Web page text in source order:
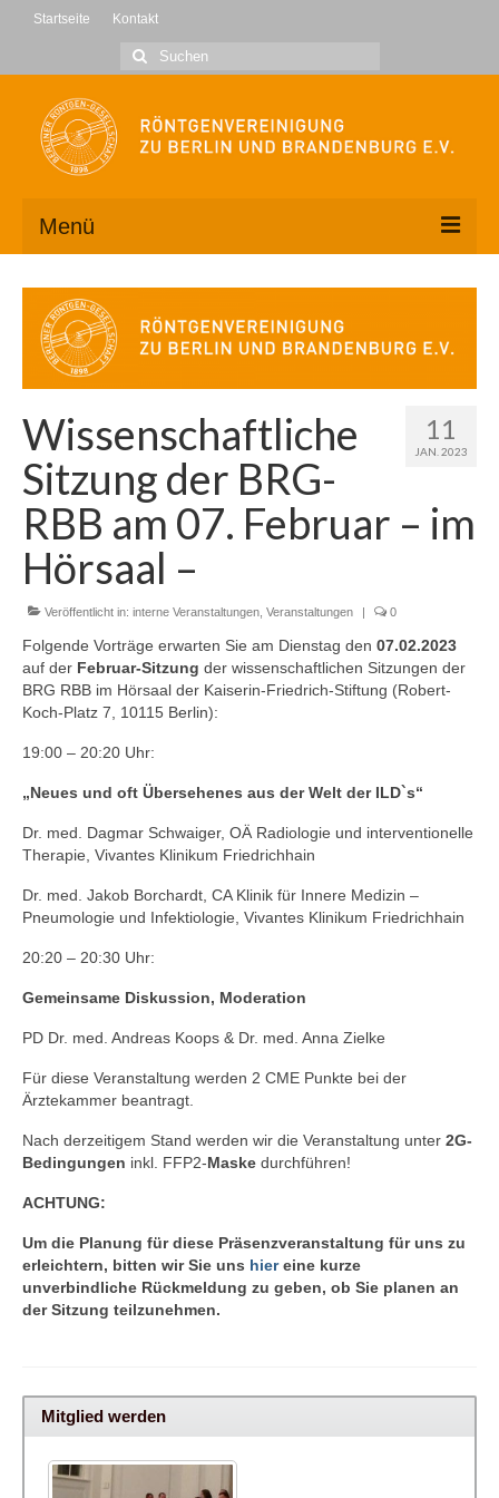
Startseite Kontakt
Suche
nach:
Menü
Wir über uns
Kontakt
Geschäftsstelle
Vorstand
Mitglied werden
Zur Geschichte
Satzung
Aktuelles
Veranstaltungen
Interne Veranstaltungen
Externe Veranstaltungen
Gustav-Bucky-Preis
Sponsoren
11
JAN. 2023
Wissenschaftliche
Sitzung der BRG-
RBB am 07. Februar – im
Hörsaal –
Veröffentlicht in: interne Veranstaltungen Veranstaltungen | 0
Folgende Vorträge erwarten Sie am Dienstag den 07.02.2023
auf der Februar-Sitzung der wissenschaftlichen Sitzungen der
BRG RBB im Hörsaal der Kaiserin-Friedrich-Stiftung (Robert-
Koch-Platz 7, 10115 Berlin):
19:00 – 20:20 Uhr:
„Neues und oft Übersehenes aus der Welt der ILD`s“
Dr. med. Dagmar Schwaiger, OÄ Radiologie und interventionelle
Therapie, Vivantes Klinikum Friedrichhain
Dr. med. Jakob Borchardt, CA Klinik für Innere Medizin –
Pneumologie und Infektiologie, Vivantes Klinikum Friedrichhain
20:20 – 20:30 Uhr:
Gemeinsame Diskussion, Moderation
PD Dr. med. Andreas Koops & Dr. med. Anna Zielke
Für diese Veranstaltung werden 2 CME Punkte bei der
Ärztekammer beantragt.
Nach derzeitigem Stand werden wir die Veranstaltung unter 2G-
Bedingungen inkl. FFP2-Maske durchführen!
ACHTUNG:
Um die Planung für diese Präsenzveranstaltung für uns zu
erleichtern, bitten wir Sie uns hiereine kurze
unverbindliche Rückmeldung zu geben, ob Sie planen an
der Sitzung teilzunehmen.
Mitglied werden